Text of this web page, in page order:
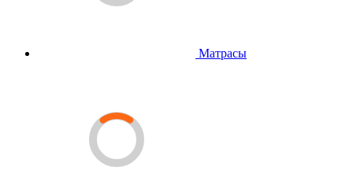
Матрасы